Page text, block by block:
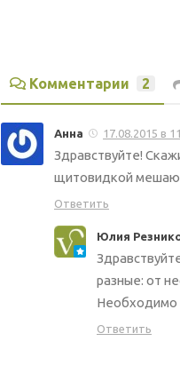
Комментарии 2
Анна 17.08.2015 в
Здравствуйте!
щитовидкой
Ответить
Юлия
разные: от
Необходимо
Ответить